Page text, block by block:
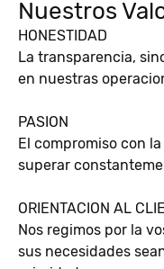
Nuestros
HONESTIDAD
La transparencia,
en nuestras
PASION
El compromiso con
superar
ORIENTACION AL
Nos regimos por la
sus necesidades